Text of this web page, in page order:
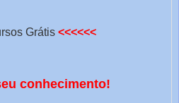
Grátis <<<<<<
conhecimento!